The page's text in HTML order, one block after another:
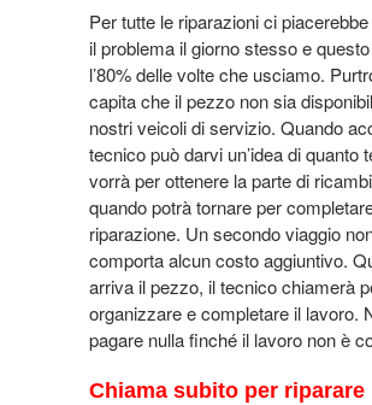
Per tutte le riparazioni ci
il problema il giorno stesso e
l’80% delle volte che usciamo.
capita che il pezzo non sia
nostri veicoli di servizio. Quando
tecnico può darvi un’idea di quanto
vorrà per ottenere la parte di
quando potrà tornare per
riparazione. Un secondo viaggio
comporta alcun costo aggiuntivo.
arriva il pezzo, il tecnico chiamerà
organizzare e completare il lavoro.
pagare nulla finché il lavoro non è
Chiama subito per riparare